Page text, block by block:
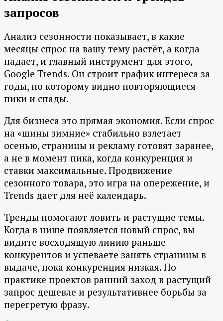
запросов
Анализ сезонности показывает, в какие
месяцы спрос на вашу тему растёт, а когда
падает, и главный инструмент для этого,
Google Trends. Он строит график интереса за
годы, по которому видно повторяющиеся
пики и спады.
Для бизнеса это прямая экономия. Если спрос
на «шины зимние» стабильно взлетает
осенью, страницы и рекламу готовят заранее,
а не в момент пика, когда конкуренция и
ставки максимальные. Продвижение
сезонного товара, это игра на опережение, и
Trends дает для неё календарь.
Тренды помогают ловить и растущие темы.
Когда в нише появляется новый спрос, вы
видите восходящую линию раньше
конкурентов и успеваете занять страницы в
выдаче, пока конкуренция низкая. По
практике проектов ранний заход в растущий
запрос дешевле и результативнее борьбы за
перегретую фразу.